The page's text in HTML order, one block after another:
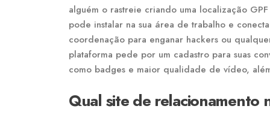
alguém o rastreie criando uma localização
pode instalar na sua área de trabalho e
coordenação para enganar hackers ou
plataforma pede por um cadastro para suas
como badges e maior qualidade de vídeo,
Qual site de relacionamento